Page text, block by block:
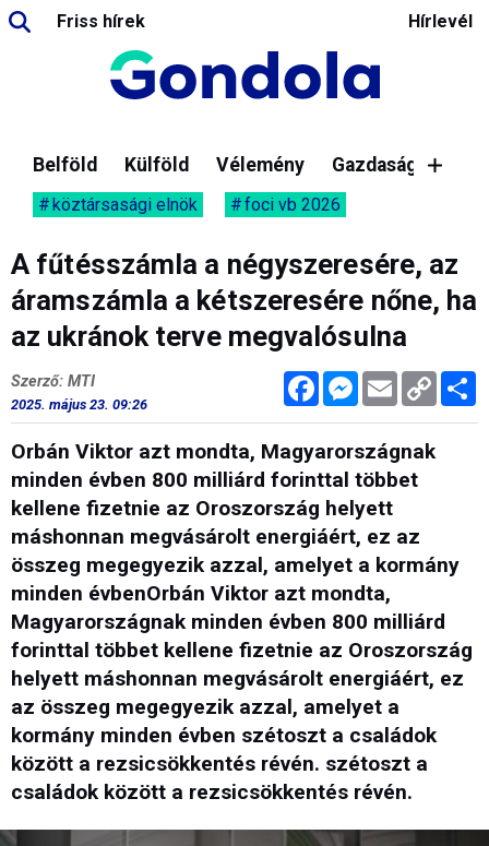
Friss hírek Hírlevél
Belföld Külföld Vélemény Gazdaság
köztársasági elnök foci vb 2026
A fűtésszámla a négyszeresére, az
áramszámla a kétszeresére nőne, ha
az ukránok terve megvalósulna
FacebookMessenger
Email Copy
Link
Szerző: MTI
2025. május 23. 09:26
Orbán Viktor azt mondta, Magyarországnak
minden évben 800 milliárd forinttal többet
kellene fizetnie az Oroszország helyett
máshonnan megvásárolt energiáért, ez az
összeg megegyezik azzal, amelyet a kormány
minden évbenOrbán Viktor azt mondta,
Magyarországnak minden évben 800 milliárd
forinttal többet kellene fizetnie az Oroszország
helyett máshonnan megvásárolt energiáért, ez
az összeg megegyezik azzal, amelyet a
kormány minden évben szétoszt a családok
között a rezsicsökkentés révén. szétoszt a
családok között a rezsicsökkentés révén.